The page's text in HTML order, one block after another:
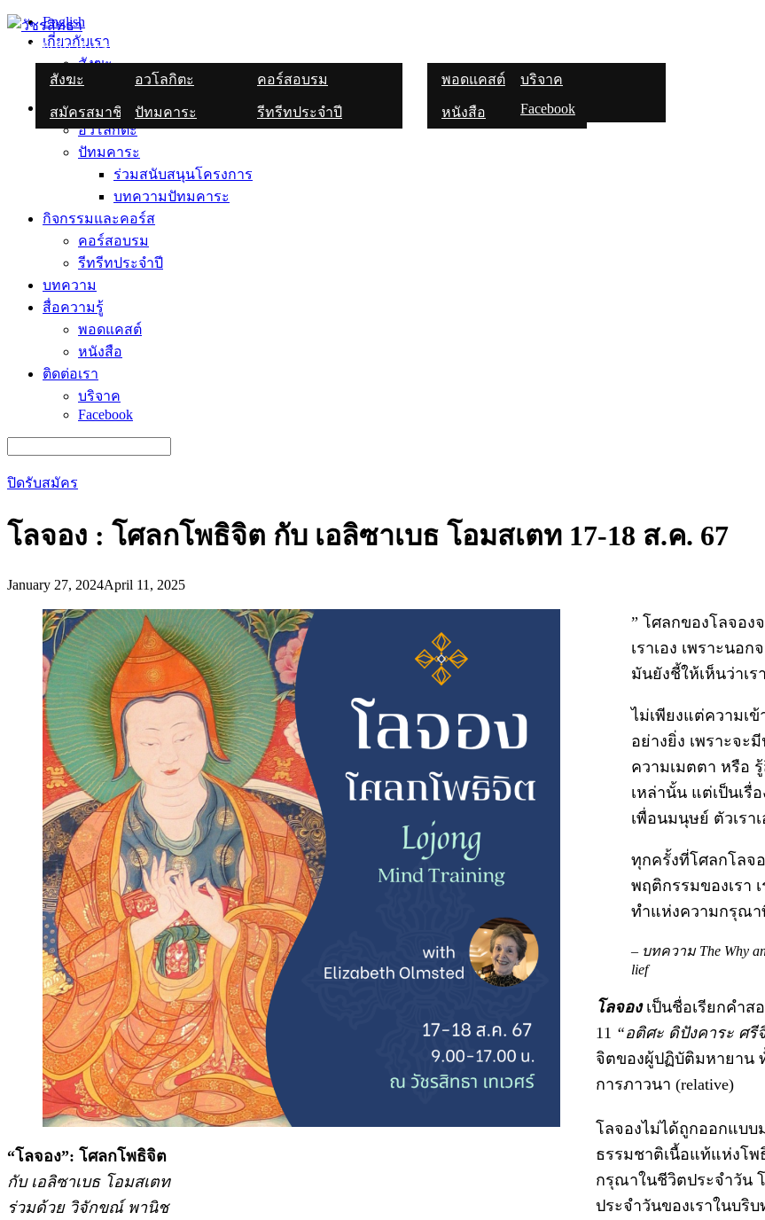
Skip
content
Englishเกี่ยวกับเรา
สังฆะ
สมัครสมาชิก
อวโลกิตะ
ปัทมคาระ
ร่วมสนับสนุน
โครงการ
คอร์สอบรม
รีทรีทประจำปี
พอดแคสต์
หนังสือ
บริจาค
Facebook
English
เกี่ยวกับเรา
สังฆะ
สมัครสมาชิก
มูลนิธิวัชรปัญญา
อวโลกิตะ
ปัทมคาระ
ร่วมสนับสนุนโครงการ
บทความปัทมคาระ
กิจกรรมและคอร์ส
คอร์สอบรม
รีทรีทประจำปี
บทความ
สื่อความรู้
พอดแคสต์
หนังสือ
ติดต่อเรา
บริจาค
Facebook
for:
ปิดรับสมัคร
โลจอง : โศลกโพธิจิต กับ เอลิซาเบธ โอมสเตท 17-18 ส.ค. 67
January 27, 2024April 11, 2025
“โลจอง”: โศลกโพธิจิต
กับ เอลิซาเบธ โอมสเตท
ร่วมด้วย วิจักขณ์ พานิช
” โศลกของโลจอง
เราเอง เพราะนอ
มันยังชี้ให้เห็นว่าเร
ไม่เพียงแต่ความเ
อย่างยิ่ง เพราะจะ
ความเมตตา หรือ
เหล่านั้น แต่เป็นเรื่
เพื่อนมนุษย์ ตัวเรา
ทุกครั้งที่โศลกโลจ
พฤติกรรมของเรา
ทำแห่งความกรุณ
– บทความ The Why
lief
โลจองเป็นชื่อเรียกคำส
11 “อติศะ ดิปังคาระ ศ
จิตของผู้ปฏิบัติมหายาน
การภาวนา (relative)
โลจองไม่ได้ถูกออกแบบ
ธรรมชาติเนื้อแท้แห่งโ
กรุณาในชีวิตประจำวัน
ประจำวันของเราในบริบ